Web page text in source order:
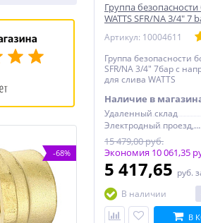
-68%
Группа
WATTS SFR/NA 3/4" 7
Артикул: 10004611
Группа безопасности
SFR/NA 3/4" 7бар с
для слива WATTS
Наличие в
Удаленный склад
Электродный проезд, 6с1
15 479,00 руб.
Экономия 10 061,35
5 417,65 руб.
В наличии
В